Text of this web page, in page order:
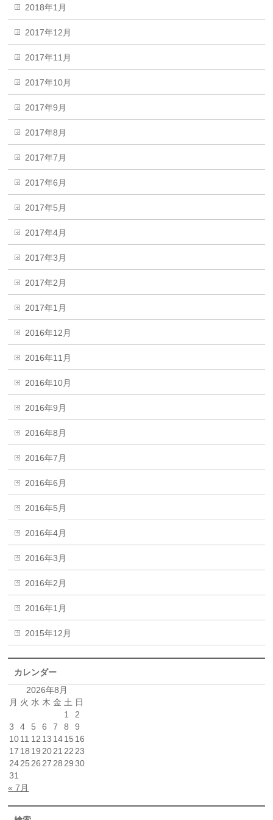
2018年1月
2017年12月
2017年11月
2017年10月
2017年9月
2017年8月
2017年7月
2017年6月
2017年5月
2017年4月
2017年3月
2017年2月
2017年1月
2016年12月
2016年11月
2016年10月
2016年9月
2016年8月
2016年7月
2016年6月
2016年5月
2016年4月
2016年3月
2016年2月
2016年1月
2015年12月
カレンダー
2026年8月
月 火 水 木 金 土 日
1
2
3
4 5 6 7 8
9
1011 12 13 1415 16
17 18 19 2021 22 23
2425 26 27 28 29 30
31
« 7月